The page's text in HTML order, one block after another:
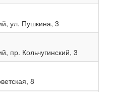
ул. Пушкина, 3
пр. Кольчугинский, 3
8